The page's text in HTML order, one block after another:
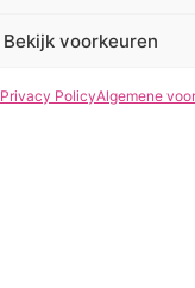
Bekijk voorkeuren
Privacy PolicyAlgemene